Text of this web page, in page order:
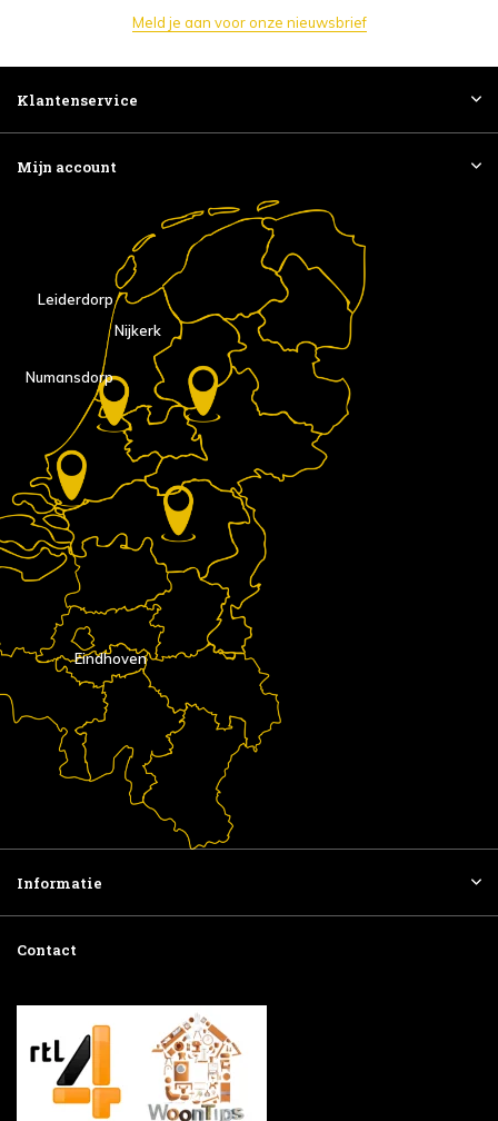
Meld je aan voor onze nieuwsbrief
Klantenservice
Mijn account
Eindhoven
Nijkerk
Numansdorp
Leiderdorp
Informatie
Contact